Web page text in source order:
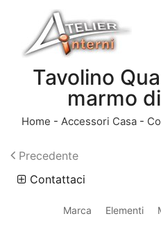
Tavolino
marmo
Home - Accessori Casa-
Precedente
Contattaci
Marca Elementi